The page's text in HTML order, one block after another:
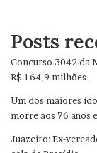
Posts
Concurso 3042 da
R$ 164,9 milhões
Um dos maiores
morre aos 76 anos
Juazeiro: Ex-